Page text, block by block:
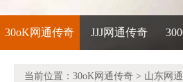
30oK网通传奇 JJJ网通传奇
当前位置： 30oK网通传奇 > 山东网